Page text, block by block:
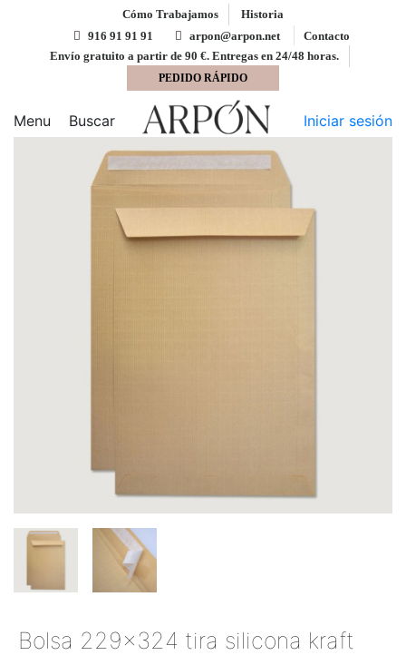
Cómo Trabajamos
Historia
916 91 91 91
arpon@arpon.net
Contacto
Envío gratuito a partir de 90 €. Entregas en 24/48 horas.
PEDIDO RÁPIDO
Menu Buscar Iniciar sesión
Bolsa 229x324 tira silicona kraft
armado 130 gms
Bolsa 229x324 tira silicona kraft